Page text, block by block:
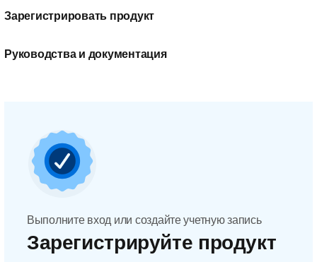
Зарегистрировать продукт
Руководства и документация
Выполните вход или создайте учетную запись
Зарегистрируйте продукт